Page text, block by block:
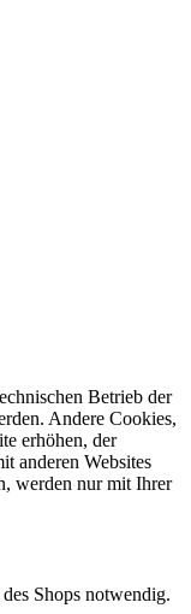
Betrieb der
Andere Cookies,
erhöhen, der
anderen Websites
werden nur mit Ihrer
Shops notwendig.